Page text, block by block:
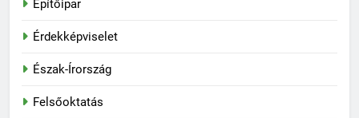
Építőipar
Érdekképviselet
Észak-Írország
Felsőoktatás